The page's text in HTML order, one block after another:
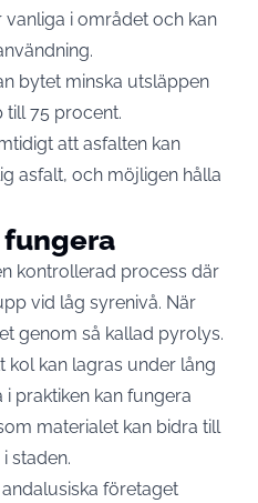
i området och kan
bytet minska utsläppen
75 procent.
att asfalten kan
asfalt, och möjligen hålla
fungera
kontrollerad process där
vid låg syrenivå. När
genom så kallad pyrolys.
kol kan lagras under lång
praktiken kan fungera
materialet kan bidra till
staden.
företaget